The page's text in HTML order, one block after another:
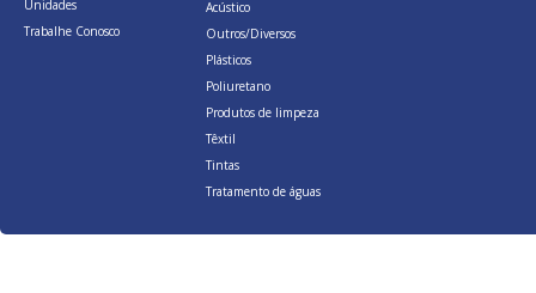
Unidades
Trabalhe Conosco
Acústico
Outros/Diversos
Plásticos
Poliuretano
Produtos de limpeza
Têxtil
Tintas
Tratamento de águas